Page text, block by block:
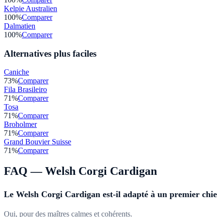
Kelpie Australien
100%Comparer
Dalmatien
100%Comparer
Alternatives plus faciles
Caniche
73%Comparer
Fila Brasileiro
71%Comparer
Tosa
71%Comparer
Broholmer
71%Comparer
Grand Bouvier Suisse
71%Comparer
FAQ —Welsh Corgi Cardigan
Le Welsh Corgi Cardigan est-il adapté à un premier
Oui, pour des maîtres calmes et cohérents.